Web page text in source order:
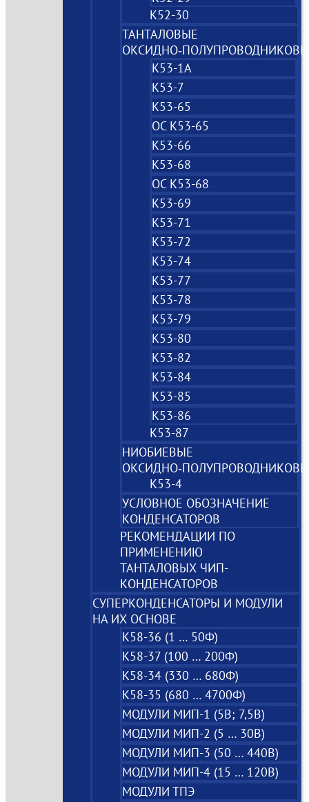
К52-30
ТАНТАЛОВЫЕ
К53-1А
К53-7
К53-65
ОС К53-65
К53-66
К53-68
ОС К53-68
К53-69
К53-71
К53-72
К53-74
К53-77
К53-78
К53-79
К53-80
К53-82
К53-84
К53-85
К53-86
К53-87
НИОБИЕВЫЕ
К53-4
УСЛОВНОЕ ОБОЗНАЧЕНИЕ
КОНДЕНСАТОРОВ
РЕКОМЕНДАЦИИ ПО
ПРИМЕНЕНИЮ
ТАНТАЛОВЫХ ЧИП-
КОНДЕНСАТОРОВ
СУПЕРКОНДЕНСАТОРЫ И МОДУЛИ
НА ИХ ОСНОВЕ
К58-36 (1 … 50Ф)
К58-37 (100 … 200Ф)
К58-34 (330 … 680Ф)
К58-35 (680 … 4700Ф)
МОДУЛИ МИП-1 (5В; 7,5B)
МОДУЛИ МИП-2 (5 … 30В)
МОДУЛИ МИП-3 (50 … 440В)
МОДУЛИ МИП-4 (15 … 120В)
МОДУЛИ ТПЭ